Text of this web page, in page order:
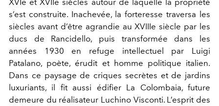
s’est construite. Inachevée, la forteresse traversa les
siècles avant d’être agrandie au XVIIIe siècle par les
ducs de Rancidello, puis transformée dans les
années 1930 en refuge intellectuel par Luigi
Patalano, poète, érudit et homme politique italien.
Dans ce paysage de criques secrètes et de jardins
luxuriants, il fit aussi édifier La Colombaia, future
demeure du réalisateur Luchino Visconti. L’esprit des